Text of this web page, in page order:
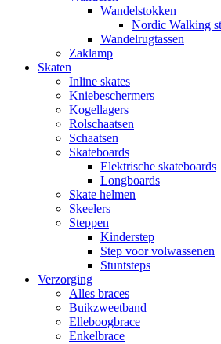
Wandelstokken
Nordic Walking
Wandelrugtassen
Zaklamp
Skaten
Inline skates
Kniebeschermers
Kogellagers
Rolschaatsen
Schaatsen
Skateboards
Elektrische skateboards
Longboards
Skate helmen
Skeelers
Steppen
Kinderstep
Step voor volwassenen
Stuntsteps
Verzorging
Alles braces
Buikzweetband
Elleboogbrace
Enkelbrace